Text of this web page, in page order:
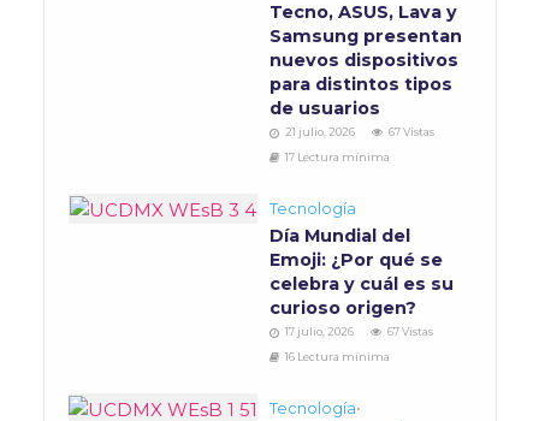
Tecno, ASUS, Lava y
Samsung presentan
nuevos dispositivos
para distintos tipos
de usuarios
21 julio, 2026
67 Vistas
17 Lectura mínima
Tecnología
Día Mundial del
Emoji: ¿Por qué se
celebra y cuál es su
curioso origen?
17 julio, 2026
67 Vistas
16 Lectura mínima
Tecnología•